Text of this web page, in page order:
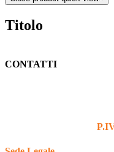
Titolo
CONTATTI